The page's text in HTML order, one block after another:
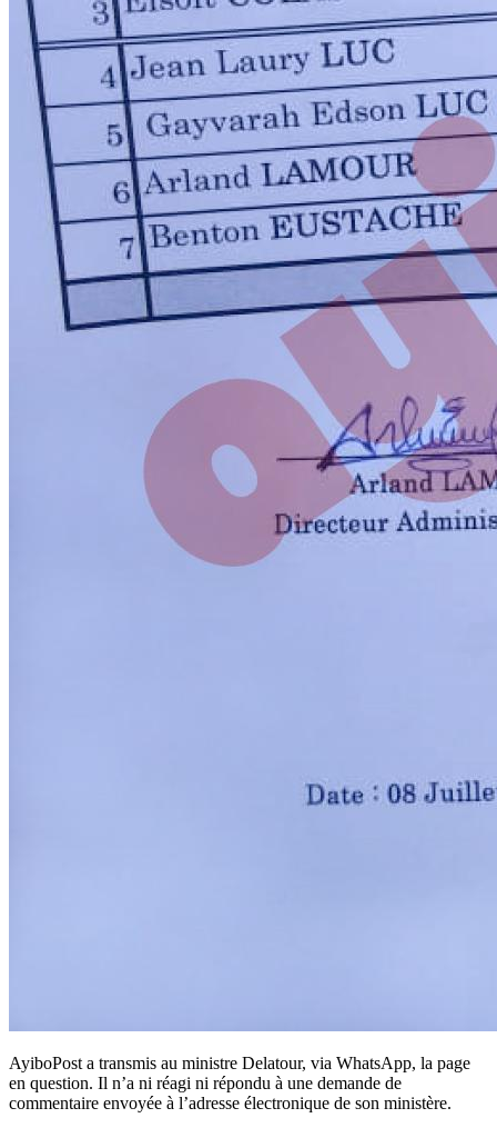
AyiboPost a transmis au ministre Delatour, via WhatsApp, la page
en question. Il n’a ni réagi ni répondu à une demande de
commentaire envoyée à l’adresse électronique de son ministère.